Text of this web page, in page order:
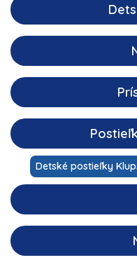
Detské postieľky